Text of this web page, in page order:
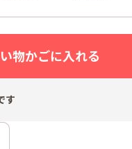
物かごに入れる
す